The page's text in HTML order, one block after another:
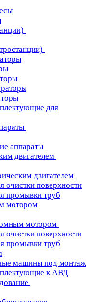
для
аппараты
двигателем
двигателем
очистки поверхности
промывки труб
мотором
мотором
очистки поверхности
промывки труб
машины под монтаж
к АВД